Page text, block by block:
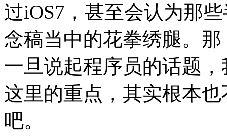
过iOS7，甚至会认为那
念稿当中的花拳绣腿。那
一旦说起程序员的话题
这里的重点，其实根本
吧。